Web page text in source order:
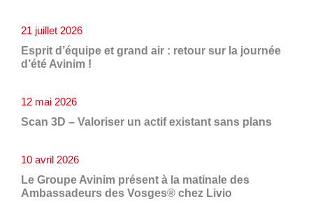
Esprit d’équipe et grand air : retour sur la journée
d’été Avinim !
21 juillet 2026
Scan 3D – Valoriser un actif existant sans plans
12 mai 2026
Le Groupe Avinim présent à la matinale des
Ambassadeurs des Vosges® chez Livio
10 avril 2026